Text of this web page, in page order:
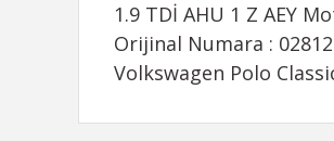
1.9 TDİ AHU 1 Z AEY
Orijinal Numara :
Volkswagen Polo